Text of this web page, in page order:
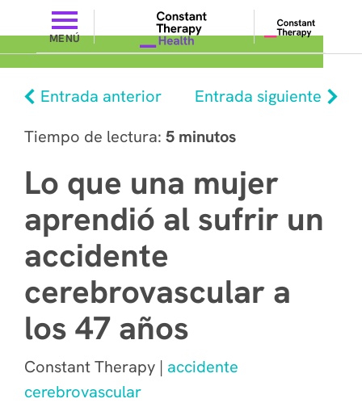
MENÚ
Entrada anterior
Entrada siguiente
Tiempo de lectura: 5 minutos
Lo que una mujer
aprendió al sufrir un
accidente
cerebrovascular a
los 47 años
Constant Therapy | accidente
cerebrovascular